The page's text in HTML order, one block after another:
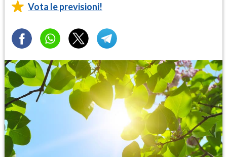
Vota le previsioni!